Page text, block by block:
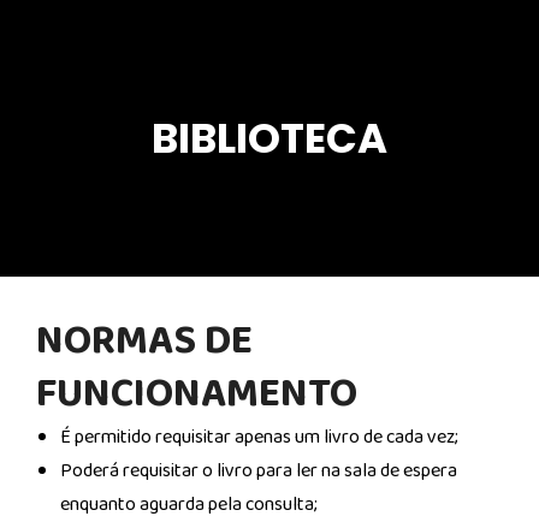
BIBLIOTECA
NORMAS DE
FUNCIONAMENTO
É permitido requisitar apenas um livro de cada vez;
Poderá requisitar o livro para ler na sala de espera
enquanto aguarda pela consulta;